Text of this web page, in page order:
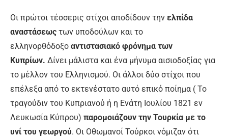
Οι πρώτοι τέσσερις στίχοι αποδίδουν την ελπίδα
αναστάσεως των υποδούλων και το
ελληνορθόδοξο αντιστασιακό φρόνημα των
Κυπρίων. Δίνει μάλιστα και ένα μήνυμα αισιοδοξίας για
το μέλλον του Ελληνισμού. Οι άλλοι δύο στίχοι που
επέλεξα από το εκτενέστατο αυτό επικό ποίημα ( Το
τραγούδιν του Κυπριανού ή η Ενάτη Ιουλίου 1821 εν
Λευκωσία Κύπρου) παρομοιάζουν την Τουρκία με το
υνί του γεωργού. Οι Οθωμανοί Τούρκοι νόμιζαν ότι